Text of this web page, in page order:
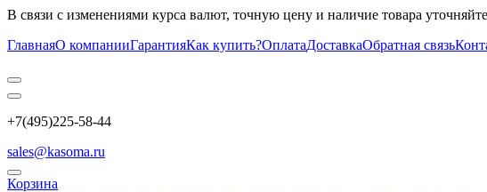
В связи с изменениями курса валют, точную цену и наличие товара
ГлавнаяО компанииГарантияКак купить?ОплатаДоставкаОбратная связь
+7(495)225-58-44
sales@kasoma.ru
Корзина